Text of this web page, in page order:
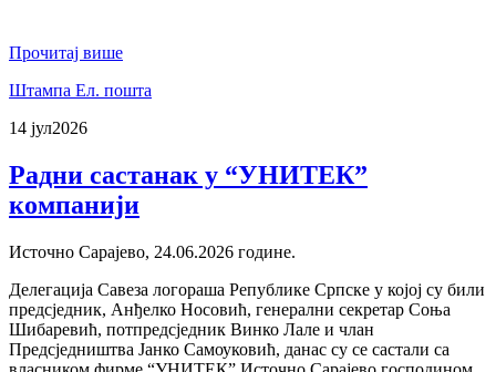
Прочитај више
Штампа Ел. пошта
14 јул2026
Радни састанак у “УНИТЕК”
компанији
Источно Сарајево, 24.06.2026 године.
Делегација Савеза логораша Републике Српске у којој су били
предсједник, Анђелко Носовић, генерални секретар Соња
Шибаревић, потпредсједник Винко Лале и члан
Предсједништва Јанко Самоуковић, данас су се састали са